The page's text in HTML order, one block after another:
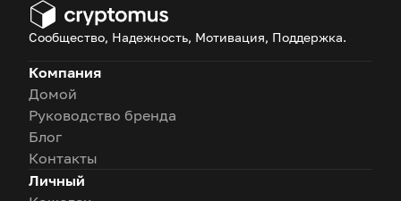
Сообщество, Надежность, Мотивация, Поддержка.
Компания
Домой
Руководство бренда
Блог
Контакты
Личный